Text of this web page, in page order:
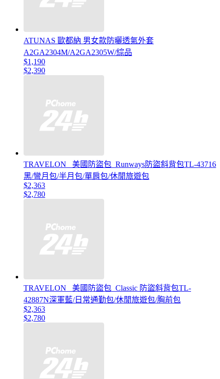
ATUNAS 歐都納 男女款防曬透氣外套
A2GA2304M/A2GA2305W/綜品
$1,190
$2,390
TRAVELON _美國防盜包_Runways防盜斜背包TL-43716
黑/彎月包/半月包/單肩包/休閒旅遊包
$2,363
$2,780
TRAVELON _美國防盜包_Classic 防盜斜背包TL-
42887N深軍藍/日常通勤包/休閒旅遊包/胸前包
$2,363
$2,780